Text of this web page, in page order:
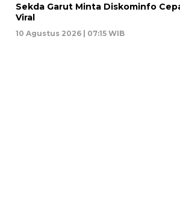
Sekda Garut Minta Diskominfo
Viral
10 Agustus 2026 | 07:15 WIB